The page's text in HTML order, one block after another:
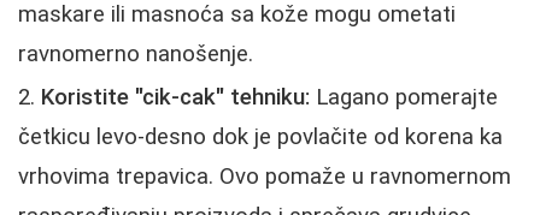
maskare ili masnoća sa kože mogu ometati
ravnomerno nanošenje.
Koristite "cik-cak" tehniku: Lagano pomerajte
četkicu levo-desno dok je povlačite od korena ka
vrhovima trepavica. Ovo pomaže u ravnomernom